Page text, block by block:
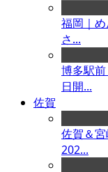
福岡｜
さ...
博多駅
日開...
佐賀
佐賀＆
202...